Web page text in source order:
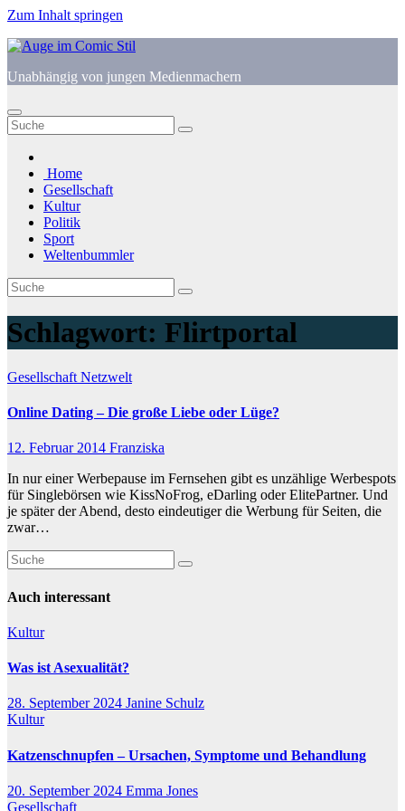
Zum Inhalt springen
Unabhängig von jungen Medienmachern
Home
Gesellschaft
Kultur
Politik
Sport
Weltenbummler
Schlagwort: Flirtportal
Gesellschaft Netzwelt
Online Dating – Die große Liebe oder Lüge?
12. Februar 2014 Franziska
In nur einer Werbepause im Fernsehen gibt es unzählige Werbespots
für Singlebörsen wie KissNoFrog, eDarling oder ElitePartner. Und
je später der Abend, desto eindeutiger die Werbung für Seiten, die
zwar…
Auch interessant
Kultur
Was ist Asexualität?
28. September 2024 Janine Schulz
Kultur
Katzenschnupfen – Ursachen, Symptome und Behandlung
20. September 2024 Emma Jones
Gesellschaft